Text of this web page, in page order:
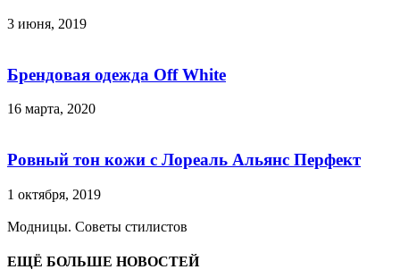
3 июня, 2019
Брендовая одежда Off White
16 марта, 2020
Ровный тон кожи с Лореаль Альянс Перфект
1 октября, 2019
Модницы. Советы стилистов
ЕЩЁ БОЛЬШЕ НОВОСТЕЙ